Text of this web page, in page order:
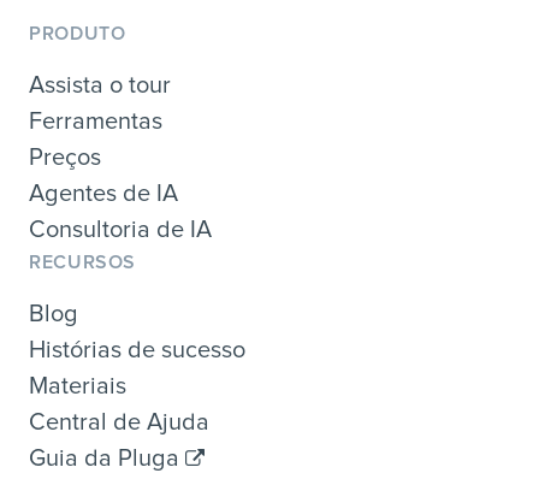
PRODUTO
Assista o tour
Ferramentas
Preços
Agentes de IA
Consultoria de IA
RECURSOS
Blog
Histórias de sucesso
Materiais
Central de Ajuda
Guia da Pluga